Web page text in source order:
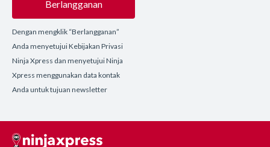
Berlangganan
Dengan mengklik “Berlangganan”
Anda menyetujui Kebijakan Privasi
Ninja Xpress dan menyetujui Ninja
Xpress menggunakan data kontak
Anda untuk tujuan newsletter